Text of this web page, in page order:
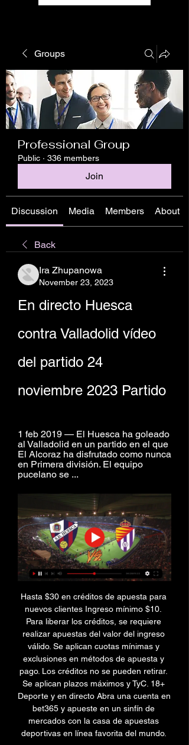
Groups
Professional Group
Public · 336 members
Join
Discussion Media Members About
Back
Ira Zhupanowa
November 23, 2023
En directo Huesca
contra Valladolid vídeo
del partido 24
noviembre 2023 Partido
1 feb 2019 — El Huesca ha goleado
al Valladolid en un partido en el que
El Alcoraz ha disfrutado como nunca
en Primera división. El equipo
pucelano se ...
Hasta $30 en créditos de apuesta para
nuevos clientes Ingreso mínimo $10.
Para liberar los créditos, se requiere
realizar apuestas del valor del ingreso
válido. Se aplican cuotas mínimas y
exclusiones en métodos de apuesta y
pago. Los créditos no se pueden retirar.
Se aplican plazos máximos y TyC. 18+
Deporte y en directo Abra una cuenta en
bet365 y apueste en un sinfín de
mercados con la casa de apuestas
deportivas en línea favorita del mundo.